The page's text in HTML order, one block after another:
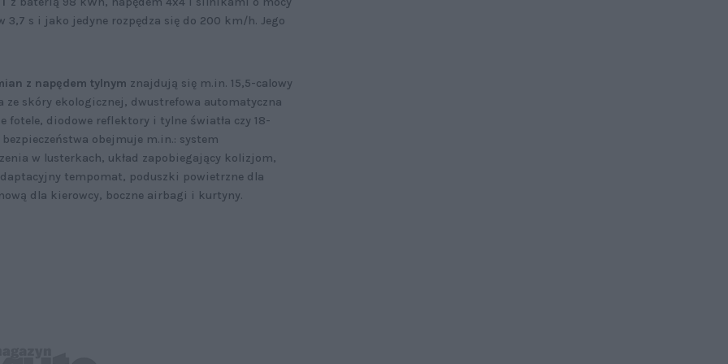
3,7 s i jako jedyne rozpędza się do 200 km/h. Jego
z napędem tylnym znajdują się m.in. 15,5-calowy
skóry ekologicznej, dwustrefowa automatyczna
fotele, diodowe reflektory i tylne światła czy 18-
obejmuje m.in.: system
w lusterkach, układ zapobiegający kolizjom,
tempomat, poduszki powietrzne dla
dla kierowcy, boczne airbagi i kurtyny.